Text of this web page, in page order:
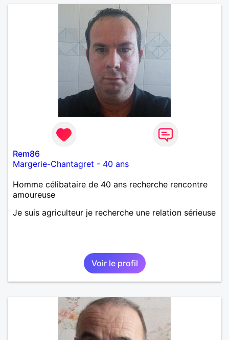
Rem86
Margerie-Chantagret - 40 ans
Homme célibataire de 40 ans recherche rencontre
amoureuse
Je suis agriculteur je recherche une relation sérieuse
Voir le profil